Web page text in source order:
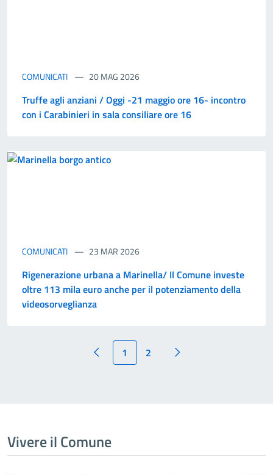
COMUNICATI 20 MAG 2026
Truffe agli anziani / Oggi -21 maggio ore 16- incontro
con i Carabinieri in sala consiliare ore 16
COMUNICATI 23 MAR 2026
Rigenerazione urbana a Marinella/ Il Comune investe
oltre 113 mila euro anche per il potenziamento della
videosorveglianza
1 2
Vivere il Comune